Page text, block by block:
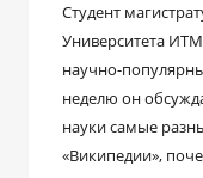
Студент
Университета
научно-
неделю он
науки самые
«Википедии»,